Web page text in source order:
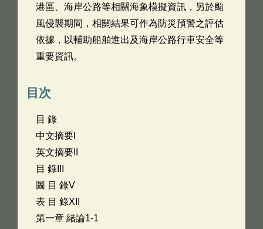
港區、海岸公路等相關海象模擬資訊，另於颱
風侵襲期間，相關結果可作為防災預警之評估
依據，以輔助船舶進出及海岸公路行車安全等
重要資訊。
目次
目 錄
中文摘要I
英文摘要II
目 錄III
圖 目 錄V
表 目 錄XII
第一章 緒論1-1